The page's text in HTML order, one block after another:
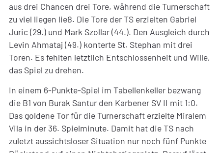
aus drei Chancen drei Tore, während die Turnerschaft
zu viel liegen ließ. Die Tore der TS erzielten Gabriel
Juric (29.) und Mark Szollar (44.). Den Ausgleich durch
Levin Ahmataj (49.) konterte St. Stephan mit drei
Toren. Es fehlten letztlich Entschlossenheit und Wille,
das Spiel zu drehen.
In einem 6-Punkte-Spiel im Tabellenkeller bezwang
die B1 von Burak Santur den Karbener SV II mit 1:0.
Das goldene Tor für die Turnerschaft erzielte Miralem
Vila in der 36. Spielminute. Damit hat die TS nach
zuletzt aussichtsloser Situation nur noch fünf Punkte